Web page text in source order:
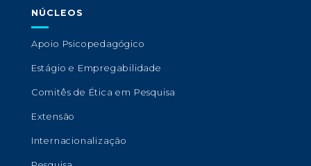
NÚCLEOS
Apoio Psicopedagógico
Estágio e Empregabilidade
Comitês de Ética em Pesquisa
Extensão
Internacionalização